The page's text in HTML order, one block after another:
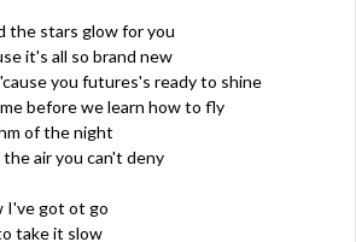
the stars glow for you
it's all so brand new
you futures's ready to shine
before we learn how to fly
of the night
air you can't deny
I've got ot go
take it slow